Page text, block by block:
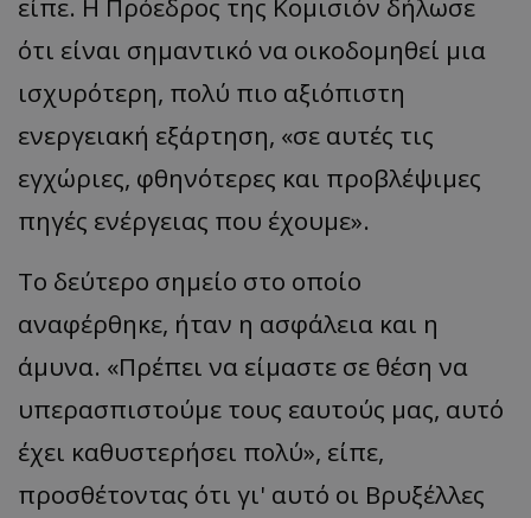
ότι είναι σημαντικό να οικοδομηθεί μια
ισχυρότερη, πολύ πιο αξιόπιστη
ενεργειακή εξάρτηση, «σε αυτές τις
εγχώριες, φθηνότερες και προβλέψιμες
πηγές ενέργειας που έχουμε».
Το δεύτερο σημείο στο οποίο
αναφέρθηκε, ήταν η ασφάλεια και η
άμυνα. «Πρέπει να είμαστε σε θέση να
υπερασπιστούμε τους εαυτούς μας, αυτό
έχει καθυστερήσει πολύ», είπε,
προσθέτοντας ότι γι' αυτό οι Βρυξέλλες